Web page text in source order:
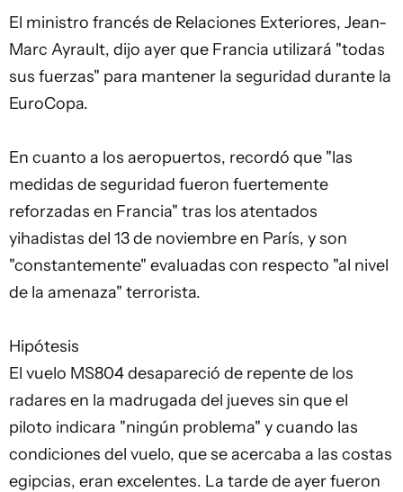
El ministro francés de Relaciones Exteriores, Jean-
Marc Ayrault, dijo ayer que Francia utilizará "todas
sus fuerzas" para mantener la seguridad durante la
EuroCopa.
En cuanto a los aeropuertos, recordó que "las
medidas de seguridad fueron fuertemente
reforzadas en Francia" tras los atentados
yihadistas del 13 de noviembre en París, y son
"constantemente" evaluadas con respecto "al nivel
de la amenaza" terrorista.
Hipótesis
El vuelo MS804 desapareció de repente de los
radares en la madrugada del jueves sin que el
piloto indicara "ningún problema" y cuando las
condiciones del vuelo, que se acercaba a las costas
egipcias, eran excelentes. La tarde de ayer fueron